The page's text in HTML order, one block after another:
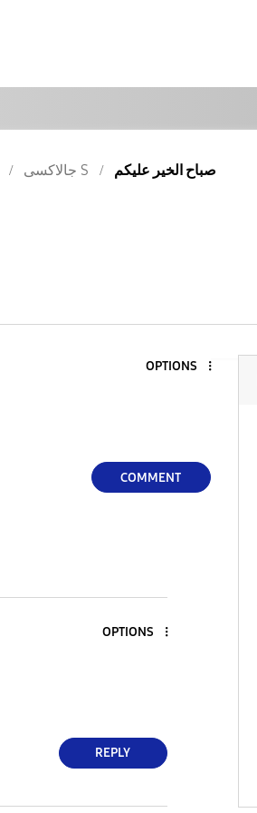
جالاكسى S صباح الخير عليكم
OPTIONS
COMMENT
OPTIONS
REPLY